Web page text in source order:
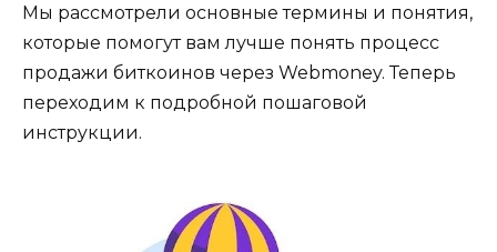
Мы рассмотрели основные термины и понятия,
которые помoгут вам лучше понять процесс
продажи биткоинов через Webmoney.​ Теперь
переходим к подробной пошаговой
инстрyкции.​